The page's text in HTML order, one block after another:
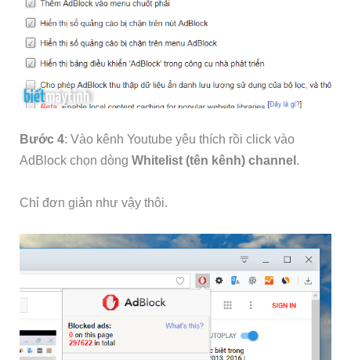
Bước 4: Vào kênh Youtube yêu thích rồi click vào
AdBlock chọn dòngWhitelist (tên kênh) channel .
Chỉ đơn giản như vậy thôi.